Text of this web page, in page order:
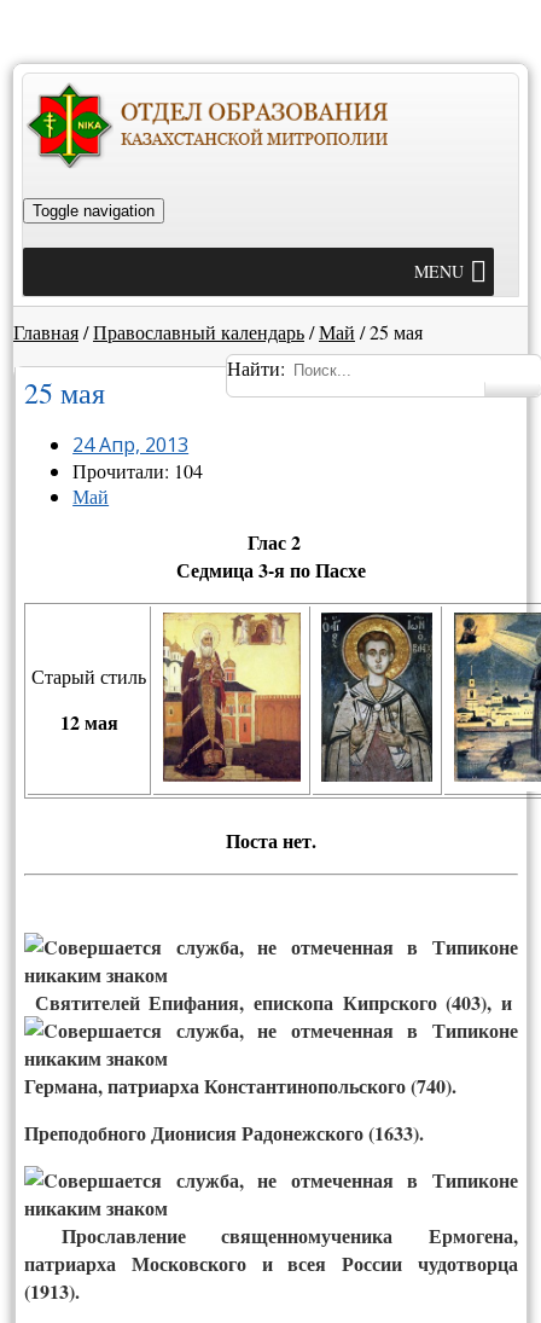
Toggle navigation
MENU
Главная/Православный календарь/Май /25 мая
Найти:
25 мая
24 Апр, 2013
Прочитали: 104
Май
Глас 2
Седмица 3-я по Пасхе
Старый стиль
12мая
Пос­та нет.
Святителей Епифания, епископа Кипрского (403), и
Германа, патриарха Константинопольского (740).
Преподобного Дионисия Радонежского (1633).
Прославление священномученика Ермогена,
патриарха Московского и всея России чудотворца
(1913).